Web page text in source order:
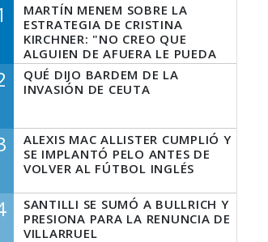
MARTÍN MENEM SOBRE LA
ESTRATEGIA DE CRISTINA
KIRCHNER: "NO CREO QUE
ALGUIEN DE AFUERA LE PUEDA
DECIR A LA JUSTICIA LO QUE
TIENE QUE HACER"
QUÉ DIJO BARDEM DE LA
INVASIÓN DE CEUTA
ALEXIS MAC ALLISTER CUMPLIÓ Y
SE IMPLANTÓ PELO ANTES DE
VOLVER AL FÚTBOL INGLÉS
SANTILLI SE SUMÓ A BULLRICH Y
PRESIONA PARA LA RENUNCIA DE
VILLARRUEL